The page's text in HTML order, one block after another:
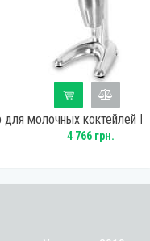
коктейлей Ewt Inox